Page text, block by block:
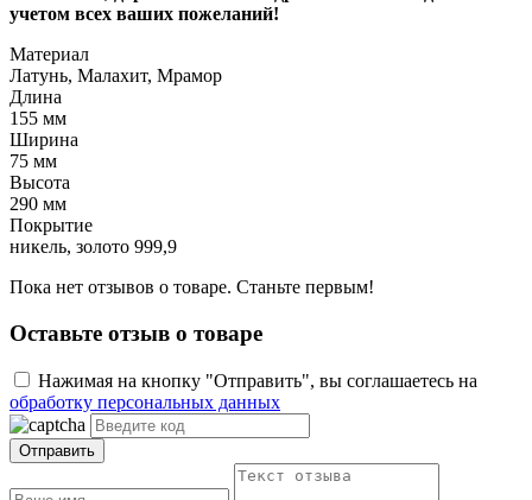
учетом всех ваших пожеланий!
Материал
Латунь, Малахит, Мрамор
Длина
155 мм
Ширина
75 мм
Высота
290 мм
Покрытие
никель, золото 999,9
Пока нет отзывов о товаре. Станьте первым!
Оставьте отзыв о товаре
Нажимая на кнопку "Отправить", вы соглашаетесь на
обработку персональных данных
Отправить